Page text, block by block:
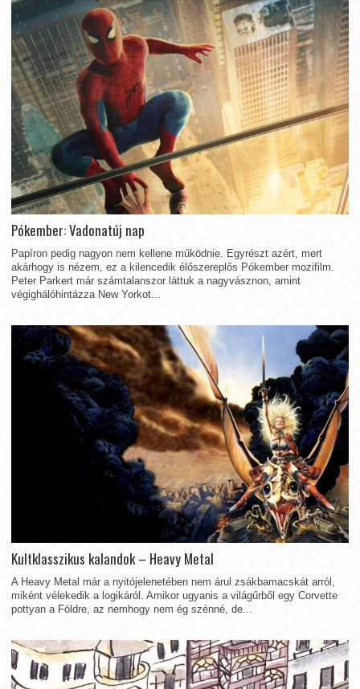
Pókember: Vadonatúj nap
Papíron pedig nagyon nem kellene működnie. Egyrészt azért, mert
akárhogy is nézem, ez a kilencedik élőszereplős Pókember mozifilm.
Peter Parkert már számtalanszor láttuk a nagyvásznon, amint
végighálóhintázza New Yorkot...
Kultklasszikus kalandok – Heavy Metal
A Heavy Metal már a nyitójelenetében nem árul zsákbamacskát arról,
miként vélekedik a logikáról. Amikor ugyanis a világűrből egy Corvette
pottyan a Földre, az nemhogy nem ég szénné, de...